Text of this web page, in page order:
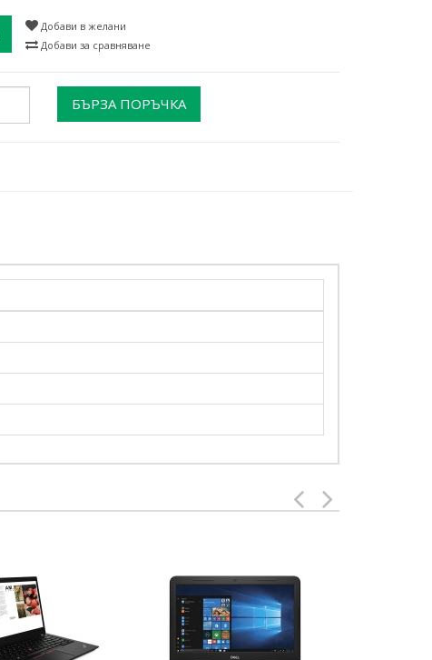
Добави в желани
Добави за сравняване
БЪРЗА ПОРЪЧКА